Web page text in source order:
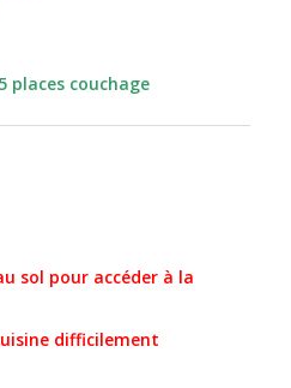
places couchage
sol pour accéder à la
difficilement